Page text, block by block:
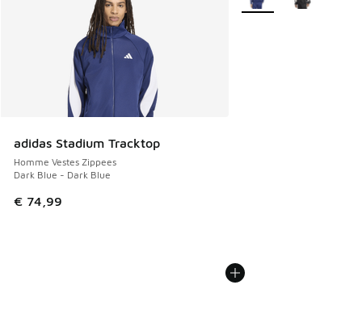
adidas Stadium Tracktop
Homme Vestes Zippees
Dark Blue - Dark Blue
€ 74,99